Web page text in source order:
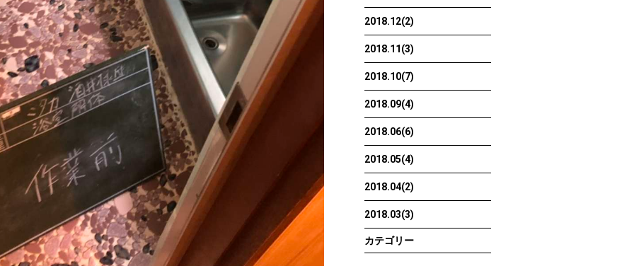
2018.12(2)
2018.11(3)
2018.10(7)
2018.09(4)
2018.06(6)
2018.05(4)
2018.04(2)
2018.03(3)
カテゴリー